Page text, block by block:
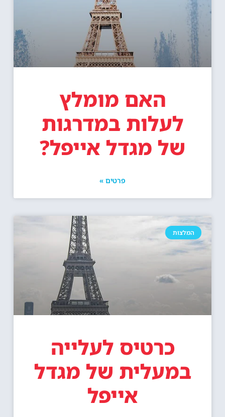
האם מומלץ
לעלות במדרגות
של מגדל אייפל?
פרטים »
המלצות
כרטיס לעלייה
במעלית של מגדל
אייפל